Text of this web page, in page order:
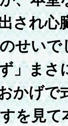
され心
せいで
」まさ
かげで
を見て